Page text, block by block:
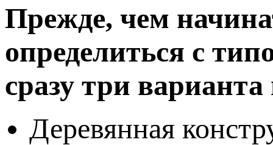
Прежде, чем
определиться с
сразу три
Деревянная